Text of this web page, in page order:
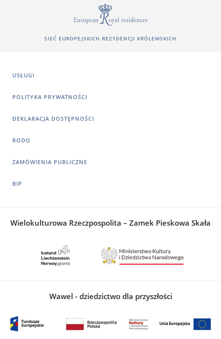
SIEĆ EUROPEJSKICH REZYDENCJI KRÓLEWSKICH
USŁUGI
POLITYKA PRYWATNOŚCI
DEKLARACJA DOSTĘPNOŚCI
RODO
ZAMÓWIENIA PUBLICZNE
BIP
Wielokulturowa Rzeczpospolita – Zamek Pieskowa Skała
Wawel - dziedzictwo dla przyszłości